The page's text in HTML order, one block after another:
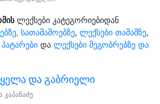
ლექსები კატეგორიებიდან
სათამაშოებზე, ლექსები თამაშზე,
და ლექსები მეგობრებზე და
და გაბრიელი
კაპანაძე